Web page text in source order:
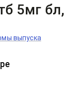
5мг
выпуска